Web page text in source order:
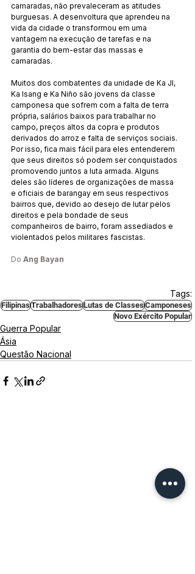
camaradas, não prevaleceram as atitudes
burguesas. A desenvoltura que aprendeu na
vida da cidade o transformou em uma
vantagem na execução de tarefas e na
garantia do bem-estar das massas e
camaradas.
Muitos dos combatentes da unidade de Ka JI,
Ka Isang e Ka Niño são jovens da classe
camponesa que sofrem com a falta de terra
própria, salários baixos para trabalhar no
campo, preços altos da copra e produtos
derivados do arroz e falta de serviços sociais.
Por isso, fica mais fácil para eles entenderem
que seus direitos só podem ser conquistados
promovendo juntos a luta armada. Alguns
deles são líderes de organizações de massa
e oficiais de barangay em seus respectivos
bairros que, devido ao desejo de lutar pelos
direitos e pela bondade de seus
companheiros de bairro, foram assediados e
violentados pelos militares fascistas.
Do Ang Bayan
Tags:
FilipinasTrabalhadoresLutas de ClassesCamponeses
Novo Exército Popular
Guerra Popular
Ásia
Questão Nacional